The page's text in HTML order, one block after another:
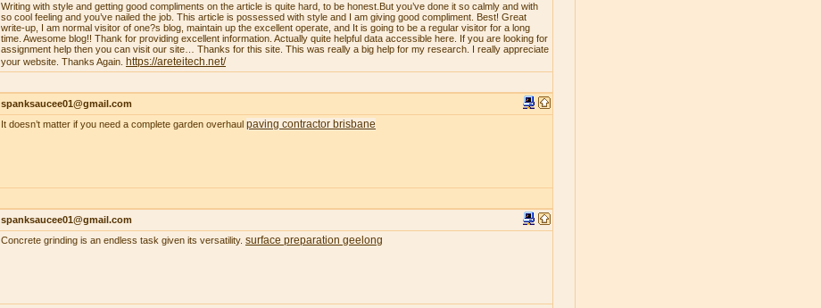
Writing with style and getting good compliments on the article is quite hard, to be honest.But you’ve done it so calmly and with
so cool feeling and you’ve nailed the job. This article is possessed with style and I am giving good compliment. Best! Great
write-up, I am normal visitor of one?s blog, maintain up the excellent operate, and It is going to be a regular visitor for a long
time. Awesome blog!! Thank for providing excellent information. Actually quite helpful data accessible here. If you are looking for
assignment help then you can visit our site… Thanks for this site. This was really a big help for my research. I really appreciate
your website. Thanks Again.
https://areteitech.net/
spanksaucee01@gmail.com
It doesn’t matter if you need a complete garden overhaul paving contractor brisbane
spanksaucee01@gmail.com
Concrete grinding is an endless task given its versatility. surface preparation geelong